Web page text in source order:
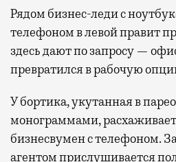
Рядом бизнес-леди с
телефоном в левой правит
здесь дают по запросу —
превратился в рабочую
У бортика, укутанная в
монограммами,
бизнесвумен с телефоном.
агентом прислушивается